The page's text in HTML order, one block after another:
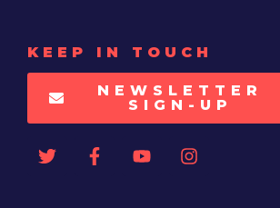
KEEP IN TOUCH
NEWSLETTER
SIGN-UP